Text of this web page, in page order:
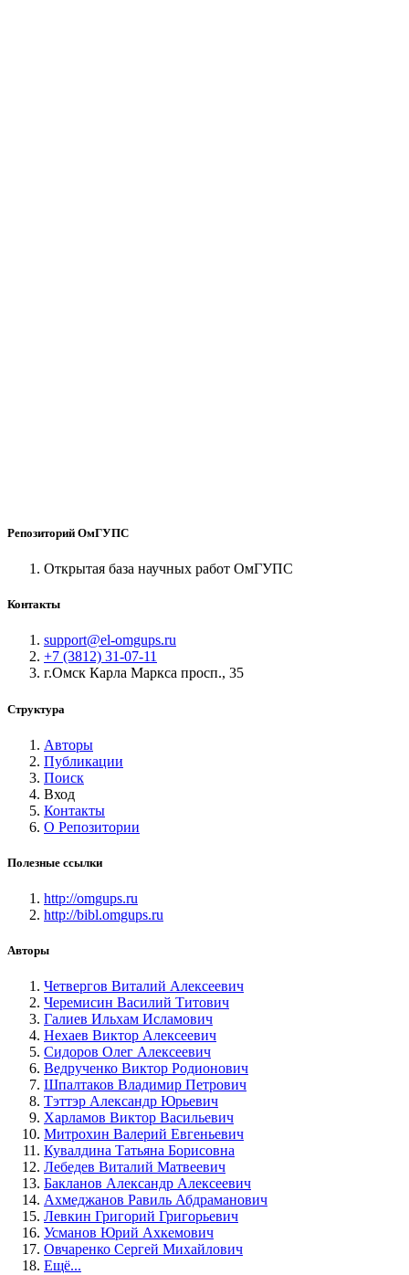
Репозиторий ОмГУПС
Открытая база научных работ ОмГУПС
Контакты
support@el-omgups.ru
+7 (3812) 31-07-11
г.Омск Карла Маркса просп., 35
Структура
Авторы
Публикации
Поиск
Вход
Контакты
О Репозитории
Полезные ссылки
http://omgups.ru
http://bibl.omgups.ru
Авторы
Четвергов Виталий Алексеевич
Черемисин Василий Титович
Галиев Ильхам Исламович
Нехаев Виктор Алексеевич
Сидоров Олег Алексеевич
Ведрученко Виктор Родионович
Шпалтаков Владимир Петрович
Тэттэр Александр Юрьевич
Харламов Виктор Васильевич
Митрохин Валерий Евгеньевич
Кувалдина Татьяна Борисовна
Лебедев Виталий Матвеевич
Бакланов Александр Алексеевич
Ахмеджанов Равиль Абдраманович
Левкин Григорий Григорьевич
Усманов Юрий Ахкемович
Овчаренко Сергей Михайлович
Ещё...